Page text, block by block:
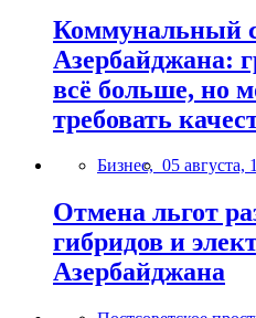
Коммунальный
Азербайджана:
всё больше, но
требовать
Бизнес, 05 августа,
Отмена льгот
гибридов и
Азербайджана